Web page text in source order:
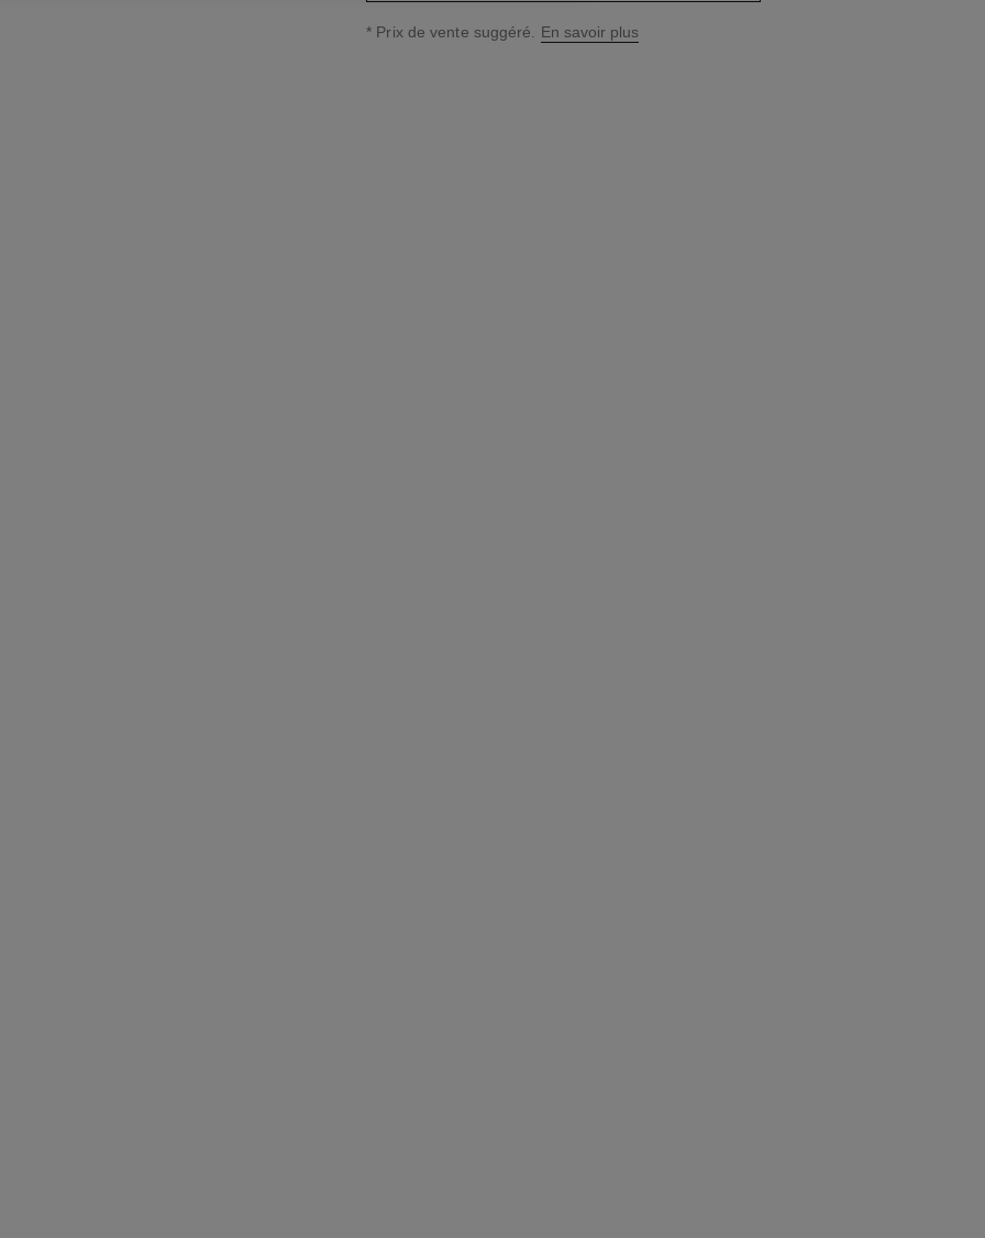
↩
* Prix de vente suggéré. En savoir plus